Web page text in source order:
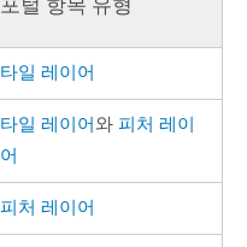
포털 항목 유형
타일 레이어
타일 레이어 와 피처 레이
어
피처 레이어